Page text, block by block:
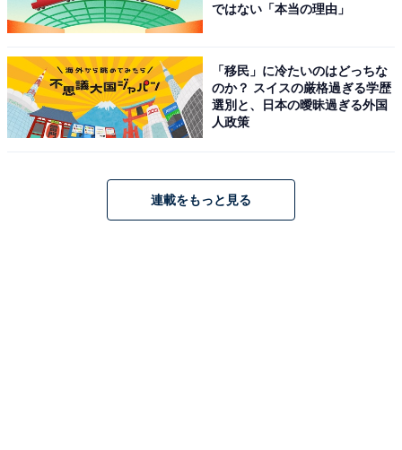
ではない「本当の理由」
「移民」に冷たいのはどっちな
のか？ スイスの厳格過ぎる学歴
選別と、日本の曖昧過ぎる外国
人政策
連載をもっと見る